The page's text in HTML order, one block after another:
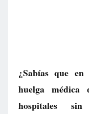
¿Sabías que en
huelga
hospitales